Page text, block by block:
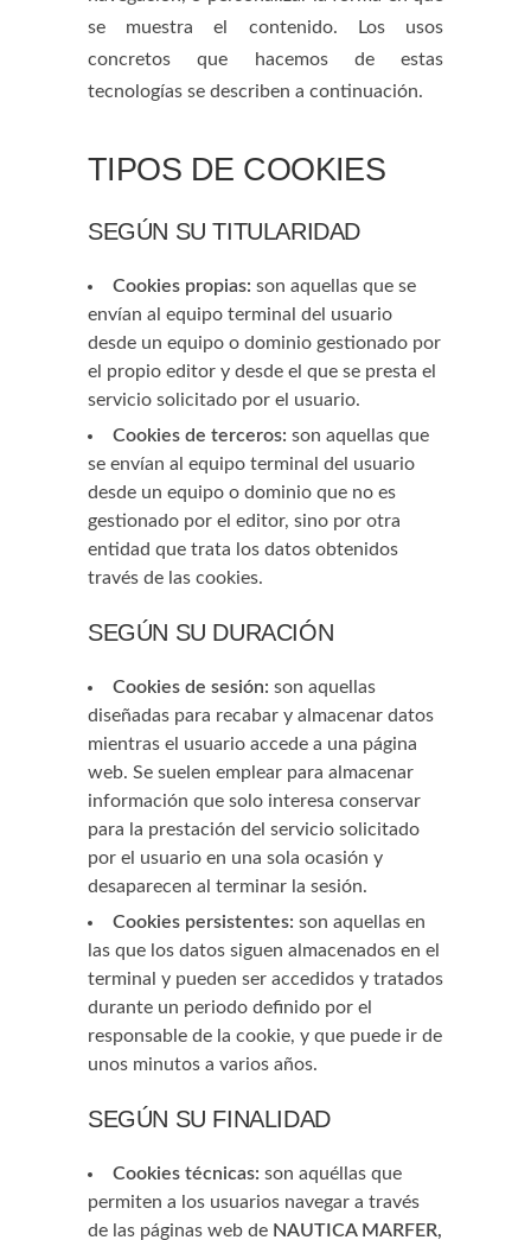
se muestra el contenido. Los usos
concretos que hacemos de estas
tecnologías se describen a continuación.
TIPOS DE COOKIES
SEGÚN SU TITULARIDAD
Cookies propias: son aquellas que se
envían al equipo terminal del usuario
desde un equipo o dominio gestionado por
el propio editor y desde el que se presta el
servicio solicitado por el usuario.
Cookies de terceros: son aquellas que
se envían al equipo terminal del usuario
desde un equipo o dominio que no es
gestionado por el editor, sino por otra
entidad que trata los datos obtenidos
través de las cookies.
SEGÚN SU DURACIÓN
Cookies de sesión: son aquellas
diseñadas para recabar y almacenar datos
mientras el usuario accede a una página
web. Se suelen emplear para almacenar
información que solo interesa conservar
para la prestación del servicio solicitado
por el usuario en una sola ocasión y
desaparecen al terminar la sesión.
Cookies persistentes: son aquellas en
las que los datos siguen almacenados en el
terminal y pueden ser accedidos y tratados
durante un periodo definido por el
responsable de la cookie, y que puede ir de
unos minutos a varios años.
SEGÚN SU FINALIDAD
Cookies técnicas: son aquéllas que
permiten a los usuarios navegar a través
de las páginas web de NAUTICA MARFER,